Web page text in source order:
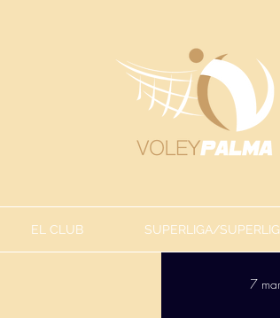
EL CLUB SUPERLIGA/
7